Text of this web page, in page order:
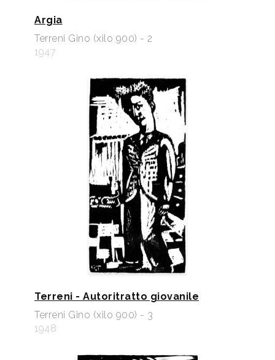
Argia
Terreni Gino (xilo 900) - 2
1947
Terreni - Autoritratto giovanile
Terreni Gino (xilo 900) - 3
1948